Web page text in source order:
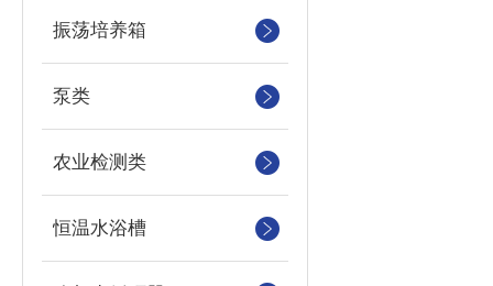
振荡培养箱
泵类
农业检测类
恒温水浴槽